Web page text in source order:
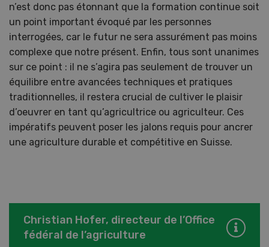
n’est donc pas étonnant que la formation continue soit
un point important évoqué par les personnes
interrogées, car le futur ne sera assurément pas moins
complexe que notre présent. Enfin, tous sont unanimes
sur ce point : il ne s’agira pas seulement de trouver un
équilibre entre avancées techniques et pratiques
traditionnelles, il restera crucial de cultiver le plaisir
d’oeuvrer en tant qu’agricultrice ou agriculteur. Ces
impératifs peuvent poser les jalons requis pour ancrer
une agriculture durable et compétitive en Suisse.
Christian Hofer, directeur de l’Office
fédéral de l’agriculture